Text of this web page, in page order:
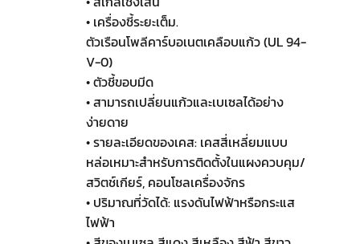
• เครื่องชี้ระยะเต็ม.
ตัวเรือนโพลีคาร์บอเนตเคลือบแก้ว (UL 94-
V-0)
• ตัวชี้ขอบมีด
• สามารถเปลี่ยนแก้วและเบเซลได้อย่าง
ง่ายดาย
• รายละเอียดของเคส: เคสสี่เหลี่ยมแบบ
หล่อเหมาะสำหรับการติดตั้งในแผงควบคุม/
สวิตช์เกียร์, คอนโซลเครื่องจักร
• ปริมาณที่วัดได้: แรงดันไฟฟ้าหรือกระแส
ไฟฟ้า